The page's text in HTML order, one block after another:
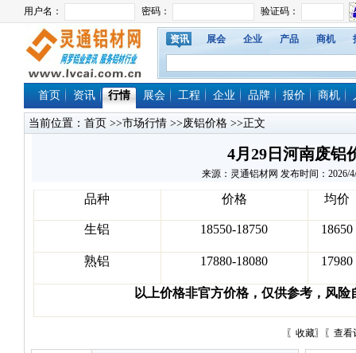
资讯 展会 企业 产品 商机
首页 资讯 行情 展会 工程 企业 品牌 报价 商机
当前位置： 首页 >>市场行情 >>废铝价格 >>正文
4月29日河南废铝
来源：灵通铝材网 发布时间：2026/
品种 价格 均价
生铝 18550-18750 18650
熟铝 17880-18080 17980
以上价格非官方价格，仅供参考，风险
〖 收藏〗〖 查看